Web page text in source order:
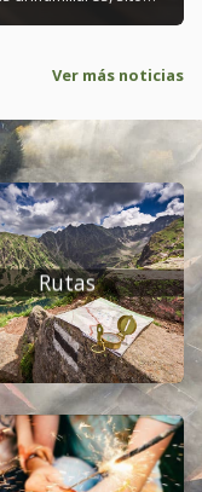
metros cuadrados y
hacer a través
Ver más noticias
Rutas